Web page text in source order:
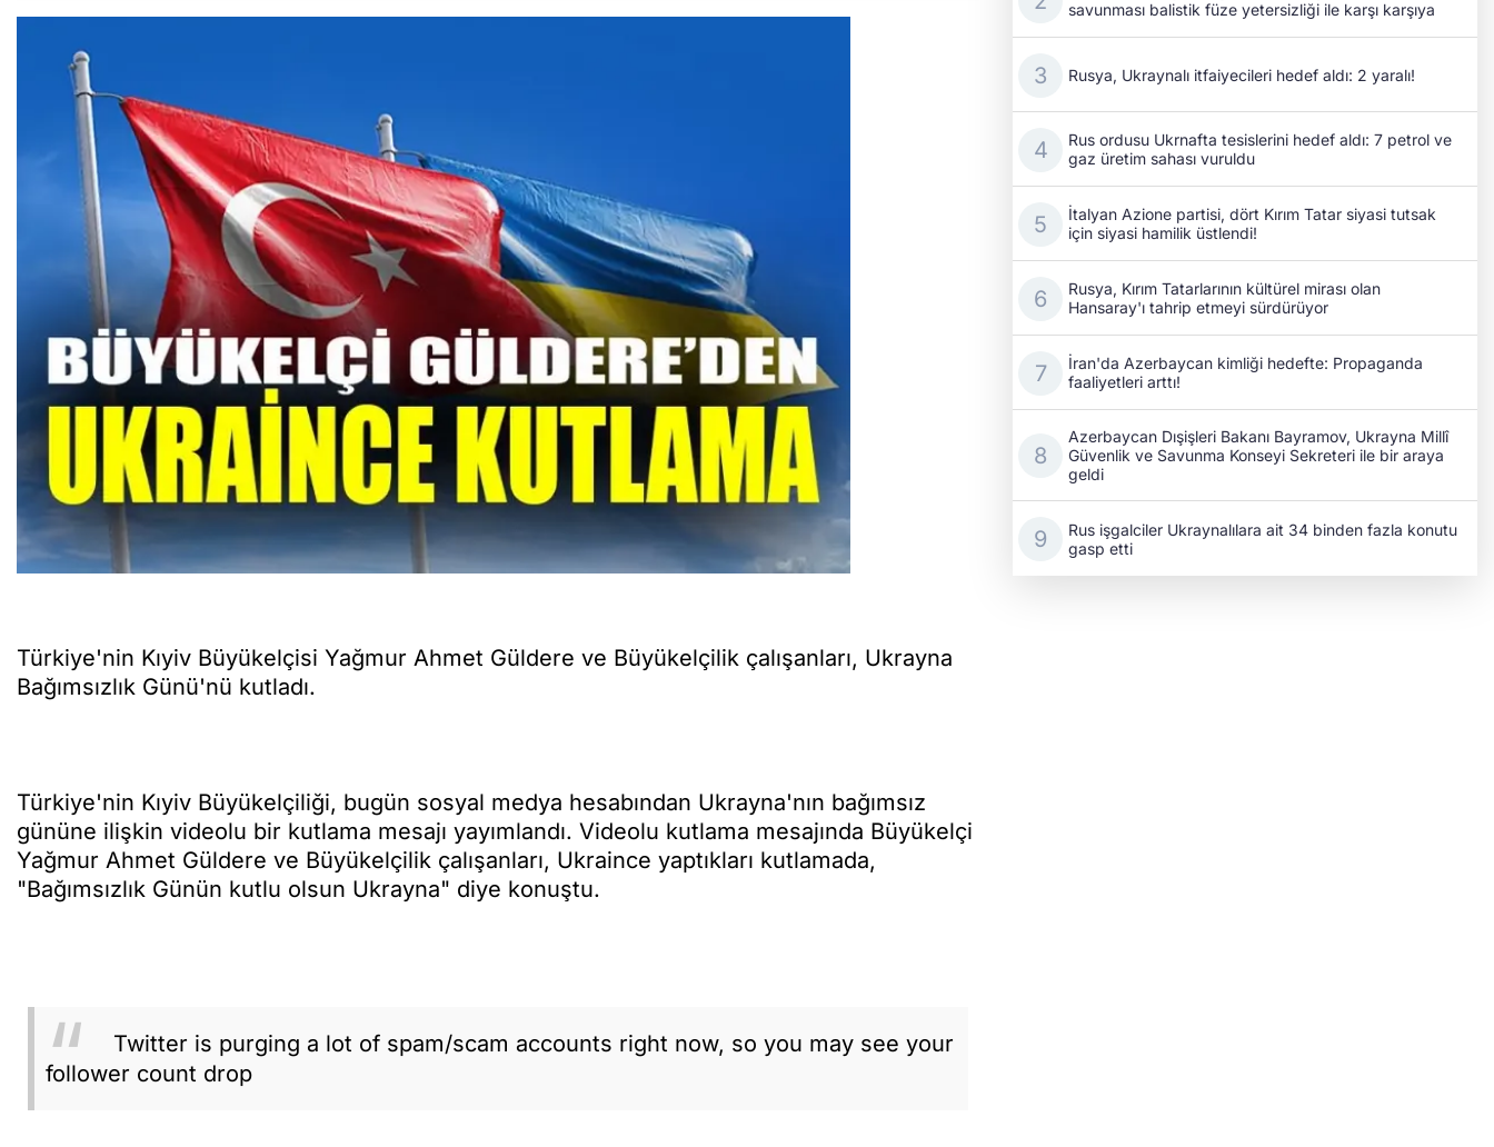
Türkiye'nin Kıyiv Büyükelçisi Yağmur Ahmet Güldere ve Büyükelçilik çalışanları, Ukrayna
Bağımsızlık Günü'nü kutladı.
Türkiye'nin Kıyiv Büyükelçiliği, bugün sosyal medya hesabından Ukrayna'nın bağımsız
gününe ilişkin videolu bir kutlama mesajı yayımlandı. Videolu kutlama mesajında Büyükelçi
Yağmur Ahmet Güldere ve Büyükelçilik çalışanları, Ukraince yaptıkları kutlamada,
"Bağımsızlık Günün kutlu olsun Ukrayna" diye konuştu.
Twitter is purging a lot of spam/scam accounts right now, so you may see your
follower count drop
savunması balistik füze yetersizliği ile karşı karşıya
Rusya, Ukraynalı itfaiyecileri hedef aldı: 2 yaralı!
Rus ordusu Ukrnafta tesislerini hedef aldı: 7 petrol ve
gaz üretim sahası vuruldu
İtalyan Azione partisi, dört Kırım Tatar siyasi tutsak
için siyasi hamilik üstlendi!
Rusya, Kırım Tatarlarının kültürel mirası olan
Hansaray'ı tahrip etmeyi sürdürüyor
İran'da Azerbaycan kimliği hedefte: Propaganda
faaliyetleri arttı!
Azerbaycan Dışişleri Bakanı Bayramov, Ukrayna Millî
Güvenlik ve Savunma Konseyi Sekreteri ile bir araya
geldi
Rus işgalciler Ukraynalılara ait 34 binden fazla konutu
gasp etti